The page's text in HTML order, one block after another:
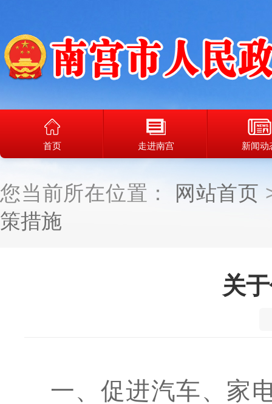
首页 走进南宫 新闻动
您当前所在位置：
网站首页
策措施
关
一、促进汽车、家